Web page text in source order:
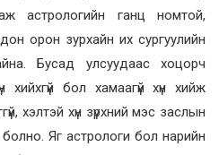
астрологийн ганц номтой,
орон зурхайн их сургуулийн
Бусад улсуудаас хоцорч
хийхгүй бол хамаагүй хүн хийж
хэлтэй хүн зүрхний мэс заслын
Яг астрологи бол нарийн